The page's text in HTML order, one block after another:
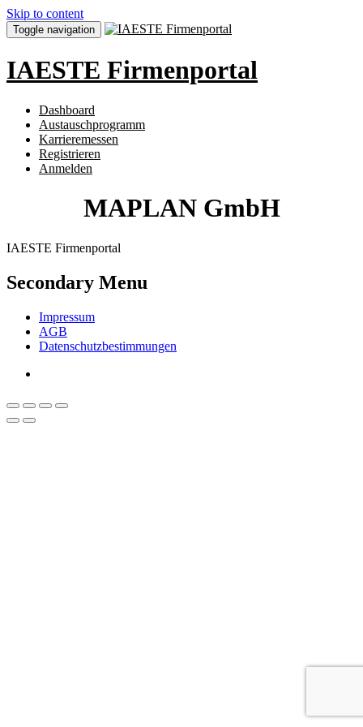
Skip to content
Toggle navigation
IAESTE Firmenportal
Dashboard
Austauschprogramm
Karrieremessen
Registrieren
Anmelden
MAPLAN GmbH
IAESTE Firmenportal
Secondary Menu
Impressum
AGB
Datenschutzbestimmungen